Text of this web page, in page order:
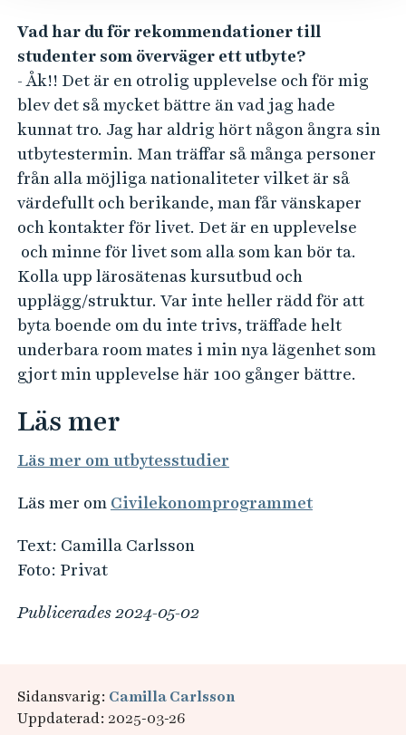
Vad har du för rekommendationer till
studenter som överväger ett utbyte?
- Åk!! Det är en otrolig upplevelse och för mig
blev det så mycket bättre än vad jag hade
kunnat tro. Jag har aldrig hört någon ångra sin
utbytestermin. Man träffar så många personer
från alla möjliga nationaliteter vilket är så
värdefullt och berikande, man får vänskaper
och kontakter för livet. Det är en upplevelse
och minne för livet som alla som kan bör ta.
Kolla upp lärosätenas kursutbud och
upplägg/struktur. Var inte heller rädd för att
byta boende om du inte trivs, träffade helt
underbara room mates i min nya lägenhet som
gjort min upplevelse här 100 gånger bättre.
Läs mer
Läs mer om utbytesstudier
Läs mer om Civilekonomprogrammet
Text: Camilla Carlsson
Foto: Privat
Publicerades 2024-05-02
Sidansvarig: Camilla Carlsson
Uppdaterad: 2025-03-26